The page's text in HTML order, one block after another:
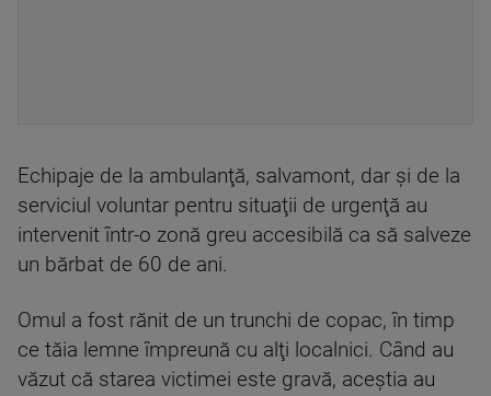
Echipaje de la ambulanţă, salvamont, dar şi de la
serviciul voluntar pentru situaţii de urgenţă au
intervenit într-o zonă greu accesibilă ca să salveze
un bărbat de 60 de ani.
Omul a fost rănit de un trunchi de copac, în timp
ce tăia lemne împreună cu alţi localnici. Când au
văzut că starea victimei este gravă, aceştia au